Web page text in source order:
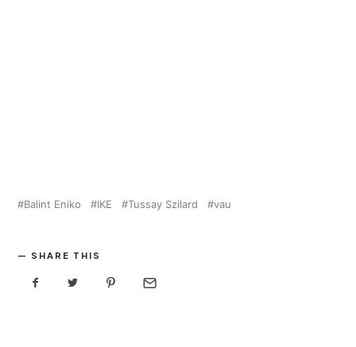
Balint Eniko IKE Tussay Szilard vau
SHARE THIS